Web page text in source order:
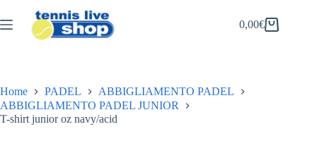
al
contenuto
Carrello
0,00€
Home PADEL
ABBIGLIAMENTO PADEL
ABBIGLIAMENTO PADEL JUNIOR
T-shirt junior oz navy/acid